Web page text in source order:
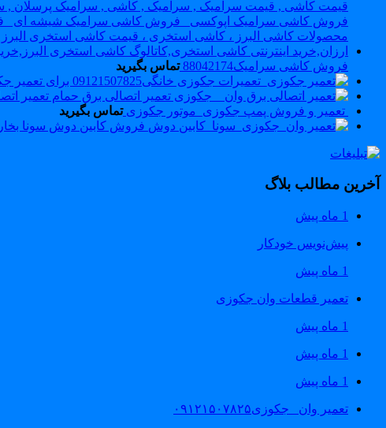
فروش کاشی سرامیک88042174
تماس بگیرید
تعمیر و فروش پمپ جکوزی_موتور جکوزی تماس بگیرید
فروش کابین دوش سونا بخار 22420460
آخرین مطالب بلاگ
1 ماه پیش
پیش‌نویس خودکار
1 ماه پیش
تعمیر قطعات وان جکوزی
1 ماه پیش
1 ماه پیش
1 ماه پیش
تعمیر وان _جکوزی۰۹۱۲۱۵۰۷۸۲۵